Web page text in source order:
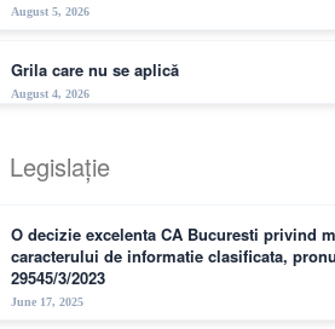
August 5, 2026
Grila care nu se aplică
August 4, 2026
Legislație
O decizie excelenta CA Bucuresti privind
caracterului de informatie clasificata,
29545/3/2023
June 17, 2025